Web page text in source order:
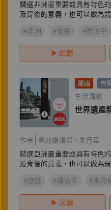
精選非洲最重要或具有特色
及背後的意義，也可以做為
#非洲
#旅遊 #周治平
試聽
單購 有
生活風格
世界遺產
作者 墨刻編輯部
朱月華
精選亞洲最重要或具有特色
及背後的意義，也可以做為
#旅遊
#周治平 #朱月
試聽